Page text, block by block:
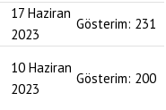
17 Haziran
2023
Gösterim: 231
10 Haziran
2023
Gösterim: 200